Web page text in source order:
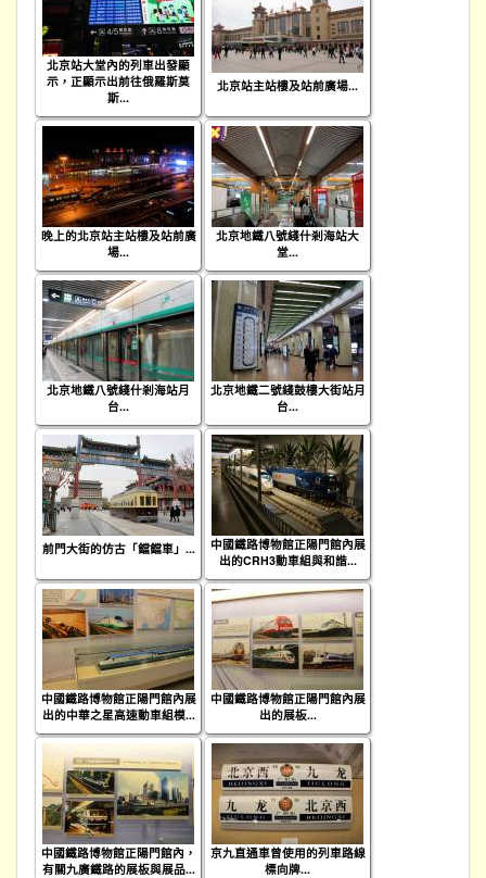
北京站大堂內的列車出發顯
示，正顯示出前往俄羅斯莫
斯...
北京站主站樓及站前廣場...
晚上的北京站主站樓及站前廣
場...
北京地鐵八號綫什剎海站大
堂...
北京地鐵八號綫什剎海站月
台...
北京地鐵二號綫鼓樓大街站月
台...
前門大街的仿古「鐺鐺車」...
中國鐵路博物館正陽門館內展
出的CRH3動車組與和諧...
中國鐵路博物館正陽門館內展
出的中華之星高速動車組模...
中國鐵路博物館正陽門館內展
出的展板...
中國鐵路博物館正陽門館內，
有關九廣鐵路的展板與展品...
京九直通車曾使用的列車路線
標向牌...